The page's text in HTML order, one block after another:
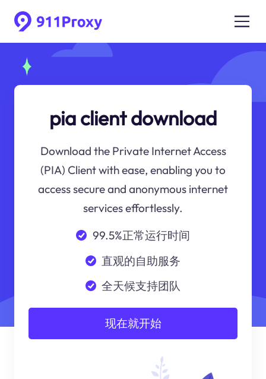
pia client download
Download the Private Internet Access
(PIA) Client with ease, enabling you to
access secure and anonymous internet
services effortlessly.
99.5%正常运行时间
直观的自助服务
全天候支持团队
现在就开始